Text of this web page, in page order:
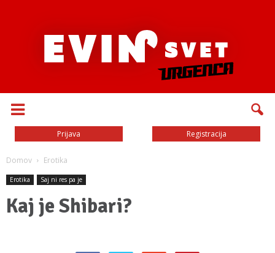
Prijava Registracija
Domov Erotika
Erotika Saj ni res pa je
Kaj je Shibari?